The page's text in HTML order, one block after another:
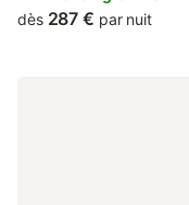
dès 287 € par nuit